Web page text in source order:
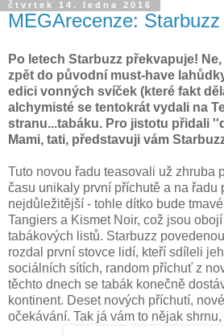
čtvrtek 14. ledna 2016
MEGArecenze:
Po letech Starbuzz překvapuje!
zpět do původní must-have
edici vonných svíček (které fakt
alchymisté se tentokrát vydali na
stranu...tabáku. Pro jistotu přidali
Mami, tati, představuji vám
Tuto novou řadu teasovali už zhruba
času unikaly první příchutě a na řadu
nejdůležitější - tohle dítko bude
Tangiers a Kismet Noir, což jsou
tabákových listů. Starbuzz
rozdal první stovce lidí, kteří sdíleli
sociálních sítích, random příchuť z
těchto dnech se tabák konečně
kontinent. Deset nových příchutí,
očekávání. Tak já vám to nějak shrnu,